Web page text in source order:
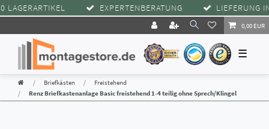
EXPERTENBERATUNG LIEFERUNG
0,00 EUR
☰
Briefkästen
Freistehend
Renz Briefkastenanlage Basic freistehend 1-4 teilig ohne Sprech/Klingel